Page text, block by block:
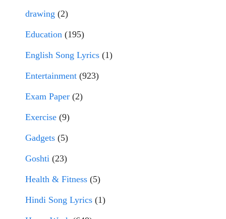
drawing (2)
Education (195)
English Song Lyrics (1)
Entertainment (923)
Exam Paper (2)
Exercise (9)
Gadgets (5)
Goshti (23)
Health & Fitness (5)
Hindi Song Lyrics (1)